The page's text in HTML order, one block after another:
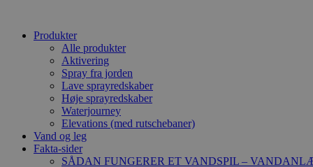
Produkter
Alle produkter
Aktivering
Spray fra jorden
Lave sprayredskaber
Høje sprayredskaber
Waterjourney
Elevations (med rutschebaner)
Vand og leg
Fakta-sider
SÅDAN FUNGERER ET VANDSPIL –